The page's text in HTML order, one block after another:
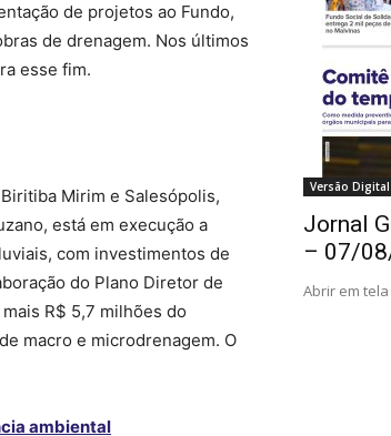
de projetos ao Fundo,
de drenagem. Nos últimos
esse fim.
Mirim e Salesópolis,
está em execução a
com investimentos de
do Plano Diretor de
R$ 5,7 milhões do
macro e microdrenagem. O
ambiental
Versão Digital
Jornal
– 07/
Abrir em